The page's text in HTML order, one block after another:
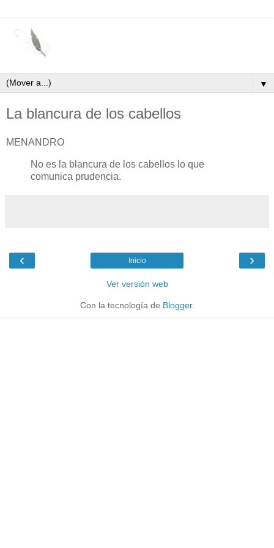
▼
La blancura de los cabellos
MENANDRO
No es la blancura de los cabellos lo que
comunica prudencia.
‹ ›
Inicio
Ver versión web
Con la tecnología de Blogger.